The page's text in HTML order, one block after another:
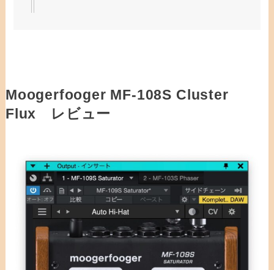
Moogerfooger MF-108S Cluster
Flux レビュー